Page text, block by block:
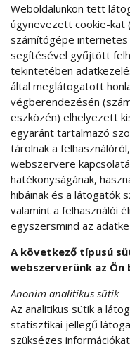
Weboldalunkon tett
úgynevezett cookie-kat
számítógépe internetes
segítésével gyűjtött
tekintetében
által meglátogatott
végberendezésén
eszközén) elhelyezett
egyaránt tartalmazó
tárolnak a
webszervere
hatékonyságának,
hibáinak és a látogatók
valamint a felhasználói
egyszersmind az
A következő típusú
webszerverünk az Ön
Anonim analitikus sütik
Az analitikus sütik a
statisztikai jellegű
szükséges